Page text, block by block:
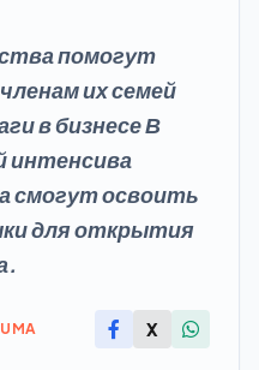
помогут
их семей
в бизнесе В
интенсива
смогут освоить
для открытия
X